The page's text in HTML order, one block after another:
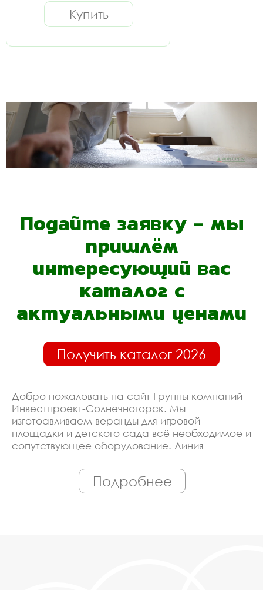
Купить
Подайте заявку - мы
пришлём
интересующий вас
каталог с
актуальными ценами
Получить каталог 2026
Добро пожаловать на сайт Группы компаний
Инвестпроект-Солнечногорск. Мы
изготоавливаем веранды для игровой
площадки и детского сада всё необходимое и
сопутствующее оборудование. Линия
ЧПУ станками, работает только
квалифицированный персонал. Поэтому Вы
всегда можете рассчитывать на
Подробнее